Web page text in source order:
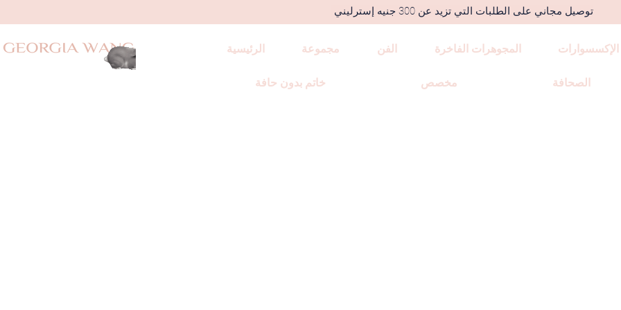
الرئيسية مجموعة الفن المجوهرات الفاخرة الإكسسوارات
خاتم بدون حافة مخصص الصحافة
توصيل مجاني على الطلبات التي تزيد عن 300 جنيه إسترليني